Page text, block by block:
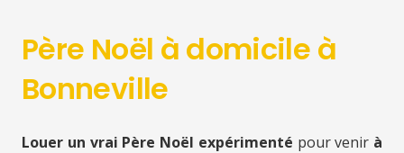
Père Noël à domicile à
Bonneville
Louer un vrai Père Noël expérimenté pour venir à